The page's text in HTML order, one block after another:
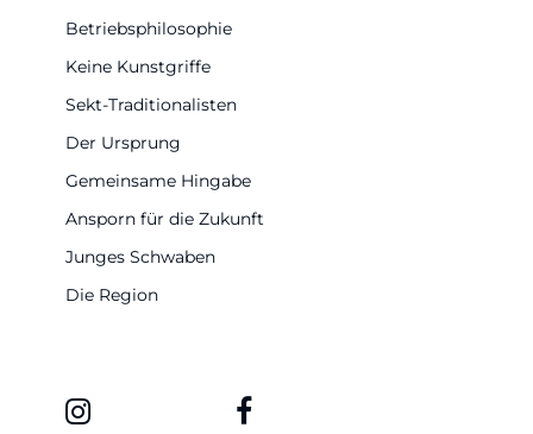
Betriebsphilosophie
Keine Kunstgriffe
Sekt-Traditionalisten
Der Ursprung
Gemeinsame Hingabe
Ansporn für die Zukunft
Junges Schwaben
Die Region